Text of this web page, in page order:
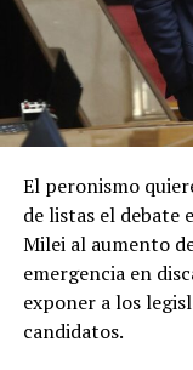
El peronismo
de listas el debate
Milei al aumento
emergencia en
exponer a los
candidatos.